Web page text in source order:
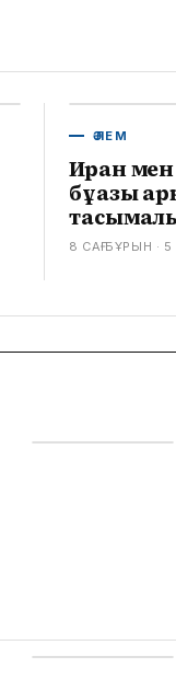
ӘЛЕМ
Иран
бұғазы
8 САҒ БҰРЫН · 5